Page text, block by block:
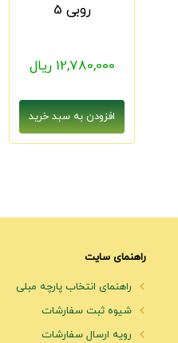
روبی 5
12,780,000 ریال
راهنمای سایت
راهنمای انتخاب پارچه مبلی
شیوه ثبت سفارشات
رویه ارسال سفارشات